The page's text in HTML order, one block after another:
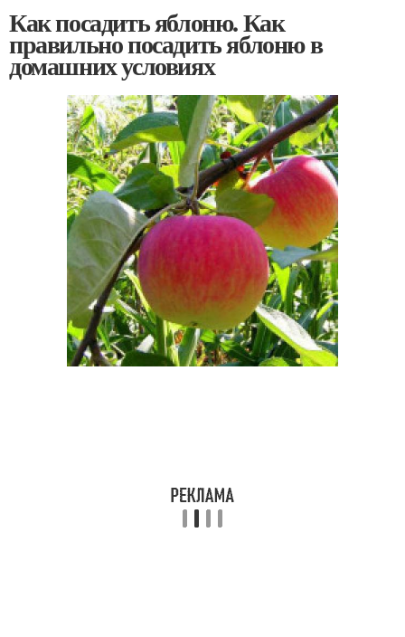
Как посадить яблоню. Как
правильно посадить яблоню в
домашних условиях